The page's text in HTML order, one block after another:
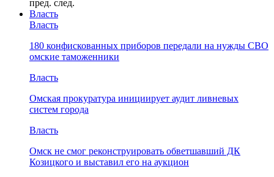
пред. след.
Власть
Власть
180 конфискованных приборов передали на нужды СВО
омские таможенники
Власть
Омская прокуратура инициирует аудит ливневых
систем города
Власть
Омск не смог реконструировать обветшавший ДК
Козицкого и выставил его на аукцион